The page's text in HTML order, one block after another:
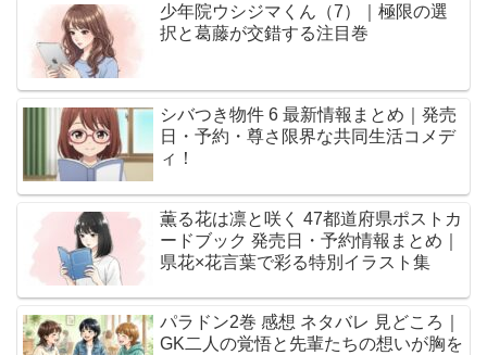
少年院ウシジマくん（7）｜極限の選
択と葛藤が交錯する注目巻
シバつき物件 6 最新情報まとめ｜発売
日・予約・尊さ限界な共同生活コメデ
ィ！
薫る花は凛と咲く 47都道府県ポストカ
ードブック 発売日・予約情報まとめ｜
県花×花言葉で彩る特別イラスト集
パラドン2巻 感想 ネタバレ 見どころ｜
GK二人の覚悟と先輩たちの想いが胸を